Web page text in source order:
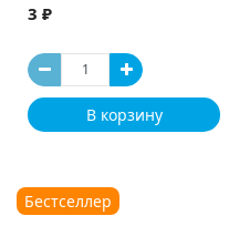
3 ₽
В корзину
Бестселлер